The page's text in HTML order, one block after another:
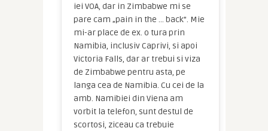
iei VOA, dar in Zimbabwe mi se
pare cam „pain in the … back”. Mie
mi-ar place de ex. o tura prin
Namibia, inclusiv Caprivi, si apoi
Victoria Falls, dar ar trebui si viza
de Zimbabwe pentru asta, pe
langa cea de Namibia. Cu cei de la
amb. Namibiei din Viena am
vorbit la telefon, sunt destul de
scortosi, ziceau ca trebuie